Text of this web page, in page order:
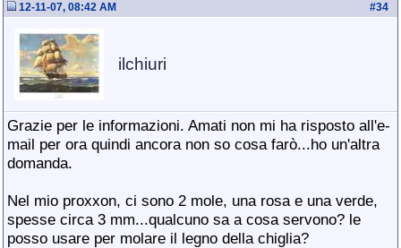
#34
12-11-07, 08:42 AM
ilchiuri
Grazie per le informazioni. Amati non mi ha risposto all'e-
mail per ora quindi ancora non so cosa farò...ho un'altra
domanda.
Nel mio proxxon, ci sono 2 mole, una rosa e una verde,
spesse circa 3 mm...qualcuno sa a cosa servono? le
posso usare per molare il legno della chiglia?